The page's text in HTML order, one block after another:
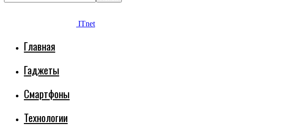
ITnet
Главная
Гаджеты
Смартфоны
Технологии